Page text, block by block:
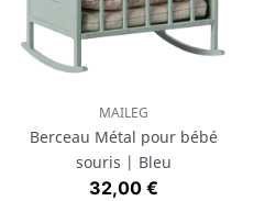
MAILEG
Berceau Métal pour bébé
souris | Bleu
Prix
32,00 €